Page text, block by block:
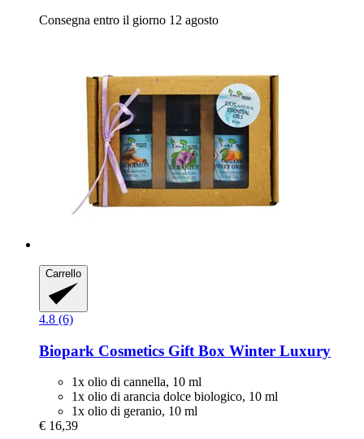
Consegna entro il giorno 12 agosto
Carrello
4.8 (6)
Biopark Cosmetics Gift Box Winter Luxury
1x olio di cannella, 10 ml
1x olio di arancia dolce biologico, 10 ml
1x olio di geranio, 10 ml
€ 16,39